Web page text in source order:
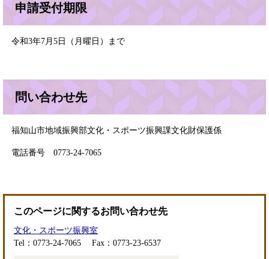
申請受付期限
令和3年7月5日（月曜日）まで
問い合わせ先
福知山市地域振興部文化・スポーツ振興課文化財保護係
電話番号 0773-24-7065
このページに関するお問い合わせ先
文化・スポーツ振興室
Tel：0773-24-7065
Fax：0773-23-6537